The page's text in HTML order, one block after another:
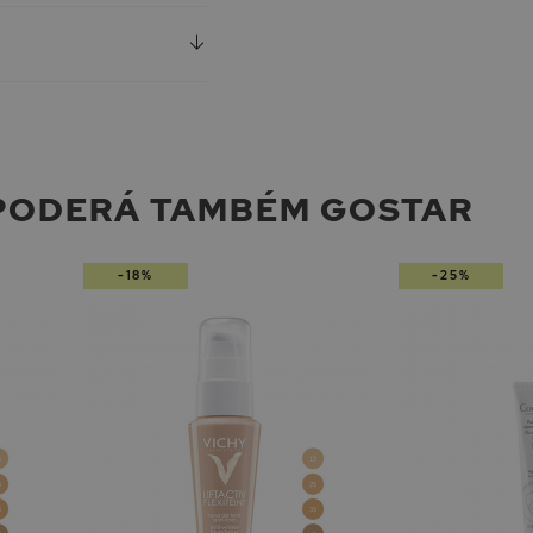
TAMBÉM GOSTAR
-18% -25%